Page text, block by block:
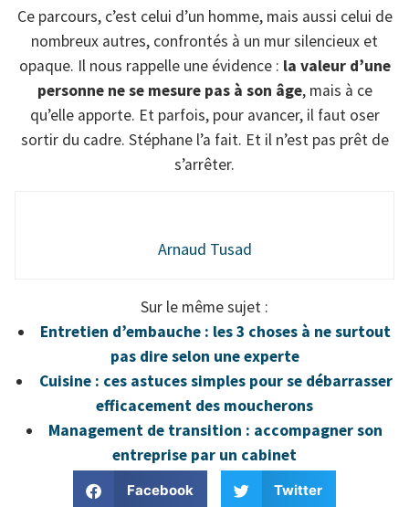
Ce parcours, c’est celui d’un homme, mais aussi celui de
nombreux autres, confrontés à un mur silencieux et
opaque. Il nous rappelle une évidence : la valeur d’une
personne ne se mesure pas à son âge, mais à ce
qu’elle apporte. Et parfois, pour avancer, il faut oser
sortir du cadre. Stéphane l’a fait. Et il n’est pas prêt de
s’arrêter.
Arnaud Tusad
Sur le même sujet :
Entretien d’embauche : les 3 choses à ne surtout
pas dire selon une experte
Cuisine : ces astuces simples pour se débarrasser
efficacement des moucherons
Management de transition : accompagner son
entreprise par un cabinet
Facebook Twitter